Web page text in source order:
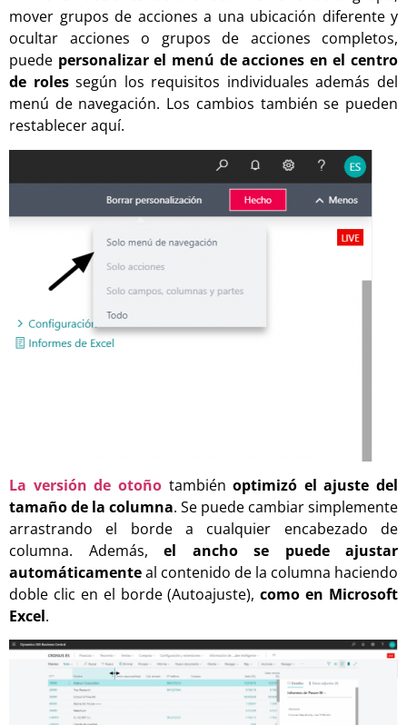
mover grupos de acciones a una ubicación diferente y
ocultar acciones o grupos de acciones completos,
puede personalizar el menú de acciones en el centro
de rolessegún los requisitos individuales además del
menú de navegación. Los cambios también se pueden
restablecer aquí.
La versión de otoñotambiénoptimizó el ajuste del
tamaño de la columna. Se puede cambiar simplemente
arrastrando el borde a cualquier encabezado de
columna. Además, el ancho se puede ajustar
automáticamenteal contenido de la columna haciendo
doble clic en el borde (Autoajuste),como en Microsoft
Excel.